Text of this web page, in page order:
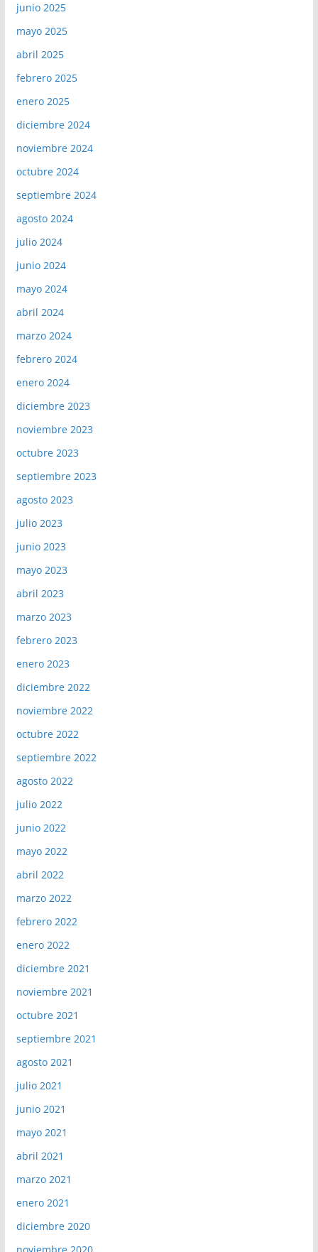
junio 2025
mayo 2025
abril 2025
febrero 2025
enero 2025
diciembre 2024
noviembre 2024
octubre 2024
septiembre 2024
agosto 2024
julio 2024
junio 2024
mayo 2024
abril 2024
marzo 2024
febrero 2024
enero 2024
diciembre 2023
noviembre 2023
octubre 2023
septiembre 2023
agosto 2023
julio 2023
junio 2023
mayo 2023
abril 2023
marzo 2023
febrero 2023
enero 2023
diciembre 2022
noviembre 2022
octubre 2022
septiembre 2022
agosto 2022
julio 2022
junio 2022
mayo 2022
abril 2022
marzo 2022
febrero 2022
enero 2022
diciembre 2021
noviembre 2021
octubre 2021
septiembre 2021
agosto 2021
julio 2021
junio 2021
mayo 2021
abril 2021
marzo 2021
enero 2021
diciembre 2020